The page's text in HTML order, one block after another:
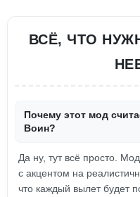
ВСЁ, ЧТО
Почему этот мод
Воин?
Да ну, тут всё просто.
с акцентом на
что каждый вылет будет